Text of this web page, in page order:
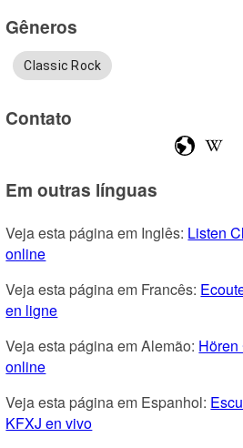
Gêneros
Classic Rock
Contato
Em outras línguas
Veja esta página em Inglês: Listen
online
Veja esta página em Francês:
en ligne
Veja esta página em Alemão:
online
Veja esta página em Espanhol:
KFXJ en vivo